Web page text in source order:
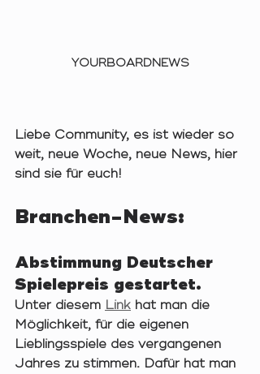
YOURBOARDNEWS
Liebe Community, es ist wieder so
weit, neue Woche, neue News, hier
sind sie für euch!
Branchen-News:
Abstimmung Deutscher
Spielepreis gestartet.
Unter diesem Link hat man die
Möglichkeit, für die eigenen
Lieblingsspiele des vergangenen
Jahres zu stimmen. Dafür hat man